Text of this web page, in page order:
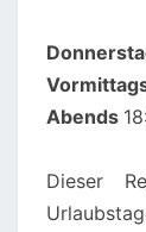
Abends
Dieser